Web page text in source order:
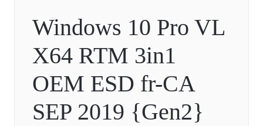
Windows 10 Pro VL
X64 RTM 3in1
OEM ESD fr-CA
SEP 2019 {Gen2}